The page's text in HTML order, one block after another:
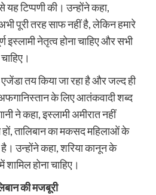
यह टिप्पणी की। उन्होंने कहा,
पूरी तरह साफ नहीं है, लेकिन हमारे
नेतृत्व होना चाहिए और सभी
तय किया जा रहा है और जल्द ही
के लिए आतंकवादी शब्द
ने कहा, इस्लामी अमीरात नहीं
हों, तालिबान का मकसद महिलाओं के
उन्होंने कहा, शरिया कानून के
होना चाहिए।
की मजबूरी